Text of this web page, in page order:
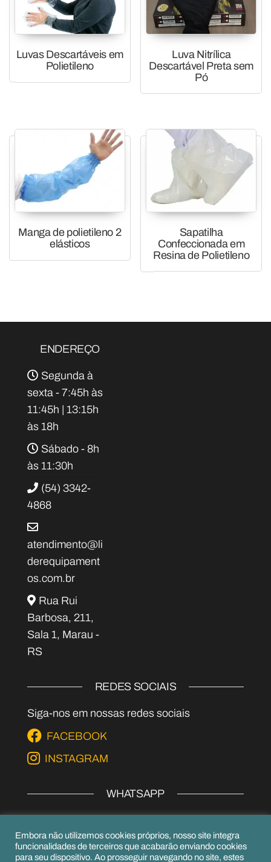
Luvas Descartáveis em
Polietileno
Luva Nitrílica
Descartável Preta sem
Pó
Manga de polietileno 2
elásticos
Sapatilha
Confeccionada em
Resina de Polietileno
ENDEREÇO
Segunda à
sexta - 7:45h às
11:45h | 13:15h
às 18h
Sábado - 8h
às 11:30h
(54) 3342-
4868
atendimento@li
derequipament
os.com.br
Rua Rui
Barbosa, 211,
Sala 1, Marau -
RS
REDES SOCIAIS
Siga-nos em nossas redes sociais
FACEBOOK
INSTAGRAM
WHATSAPP
(54) 99979-6656
Embora não utilizemos cookies próprios, nosso site integra
funcionalidades de terceiros que acabarão enviando cookies
para seu dispositivo. Ao prosseguir navegando no site, estes